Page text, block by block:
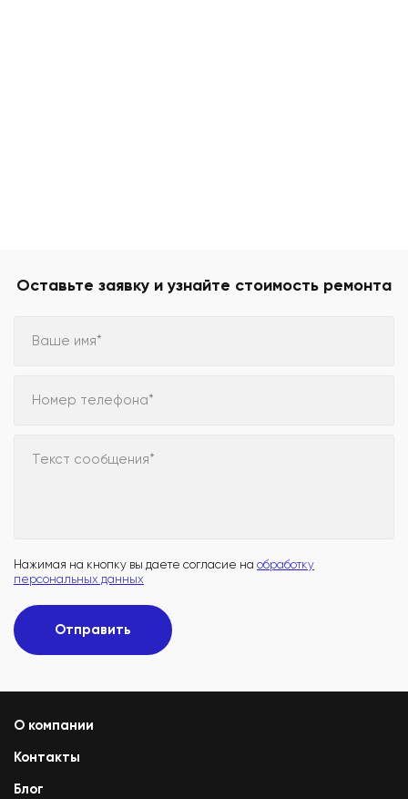
Оставьте заявку и узнайте стоимость ремонта
Ваше имя*
Номер телефона*
Текст сообщения*
Нажимая на кнопку вы даете согласие на обработку
персональных данных
Отправить
О компании
Контакты
Блог